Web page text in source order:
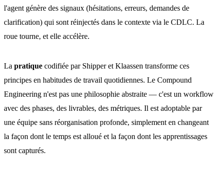
l'agent génère des signaux (hésitations, erreurs, demandes de
clarification) qui sont réinjectés dans le contexte via le CDLC. La
roue tourne, et elle accélère.
La pratique codifiée par Shipper et Klaassen transforme ces
principes en habitudes de travail quotidiennes. Le Compound
Engineering n'est pas une philosophie abstraite — c'est un workflow
avec des phases, des livrables, des métriques. Il est adoptable par
une équipe sans réorganisation profonde, simplement en changeant
la façon dont le temps est alloué et la façon dont les apprentissages
sont capturés.